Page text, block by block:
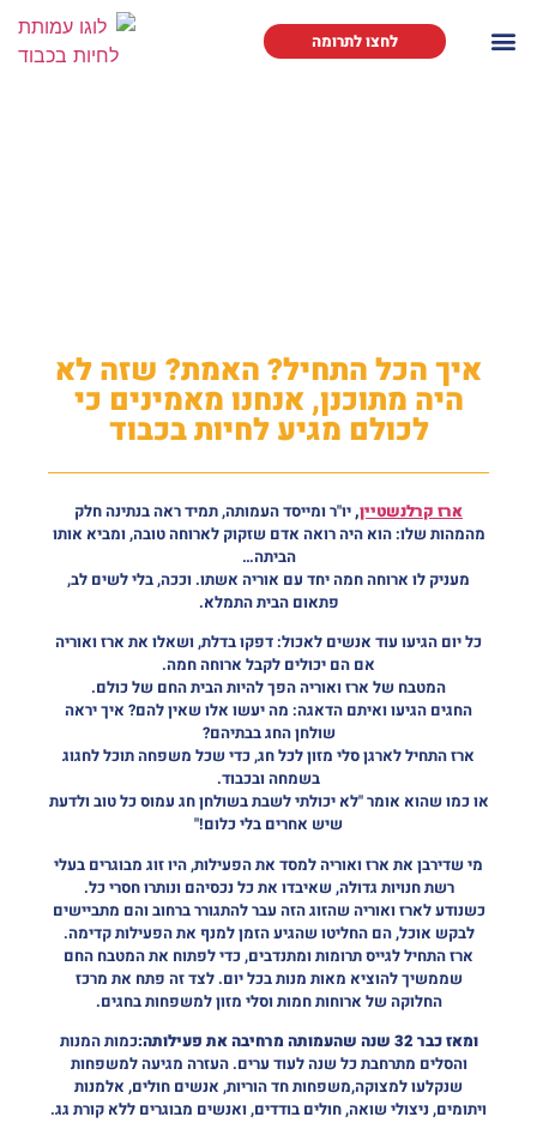
לחצו לתרומה
איך הכל התחיל? האמת? שזה לא
היה מתוכנן, אנחנו מאמינים כי
לכולם מגיע לחיות בכבוד
ארז קרלנשטיין,יו"ר ומייסד העמותה, תמיד ראה בנתינה חלק
מהמהות שלו: הוא היה רואה אדם שזקוק לארוחה טובה, ומביא אותו
הביתה…
מעניק לו ארוחה חמה יחד עם אוריה אשתו. וככה, בלי לשים לב,
פתאום הבית התמלא.
כל יום הגיעו עוד אנשים לאכול: דפקו בדלת, ושאלו את ארז ואוריה
אם הם יכולים לקבל ארוחה חמה.
המטבח של ארז ואוריה הפך להיות הבית החם של כולם.
החגים הגיעו ואיתם הדאגה: מה יעשו אלו שאין להם? איך יראה
שולחן החג בבתיהם?
ארז התחיל לארגן סלי מזון לכל חג, כדי שכל משפחה תוכל לחגוג
בשמחה ובכבוד.
או כמו שהוא אומר "לא יכולתי לשבת בשולחן חג עמוס כל טוב ולדעת
שיש אחרים בלי כלום!"
מי שדירבן את ארז ואוריה למסד את הפעילות, היו זוג מבוגרים בעלי
רשת חנויות גדולה, שאיבדו את כל נכסיהם ונותרו חסרי כל.
כשנודע לארז ואוריה שהזוג הזה עבר להתגורר ברחוב והם מתביישים
לבקש אוכל, הם החליטו שהגיע הזמן למנף את הפעילות קדימה.
ארז התחיל לגייס תרומות ומתנדבים, כדי לפתוח את המטבח החם
שממשיך להוציא מאות מנות בכל יום. לצד זה פתח את מרכז
החלוקה של ארוחות חמות וסלי מזון למשפחות בחגים.
ומאז כבר 32 שנה שהעמותה מרחיבה את פעילותה:
כמות המנות
והסלים מתרחבת כל שנה לעוד ערים. העזרה מגיעה למשפחות
שנקלעו למצוקה,משפחות חד הוריות, אנשים חולים, אלמנות
ויתומים, ניצולי שואה, חולים בודדים, ואנשים מבוגרים ללא קורת גג.